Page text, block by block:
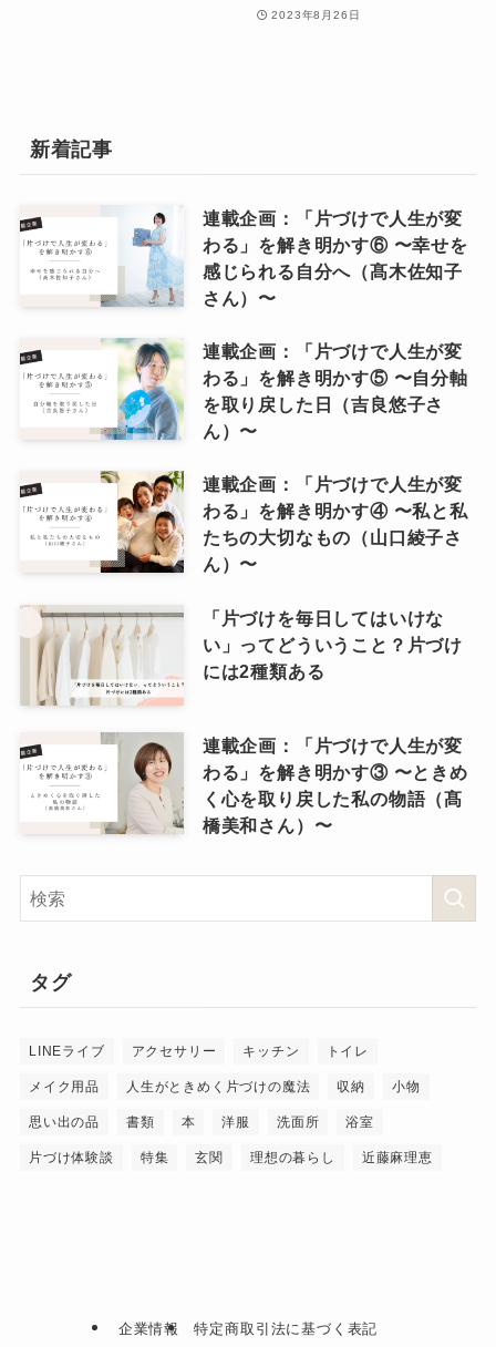
2023年8月26日
新着記事
連載企画：「片づけで人生が変
わる」を解き明かす⑥ 〜幸せを
感じられる自分へ（髙木佐知子
さん）〜
連載企画：「片づけで人生が変
わる」を解き明かす⑤ 〜自分軸
を取り戻した日（吉良悠子さ
ん）〜
連載企画：「片づけで人生が変
わる」を解き明かす④ 〜私と私
たちの大切なもの（山口綾子さ
ん）〜
「片づけを毎日してはいけな
い」ってどういうこと？片づけ
には2種類ある
連載企画：「片づけで人生が変
わる」を解き明かす③ 〜ときめ
く心を取り戻した私の物語（髙
橋美和さん）〜
タグ
LINEライブ アクセサリー キッチン トイレ
メイク用品 人生がときめく片づけの魔法 収納 小物
思い出の品 書類 本 洋服 洗面所 浴室
片づけ体験談 特集 玄関 理想の暮らし 近藤麻理恵
企業情報 特定商取引法に基づく表記